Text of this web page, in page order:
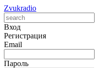
Zvukradio
Вход
Регистрация
Email
Пароль